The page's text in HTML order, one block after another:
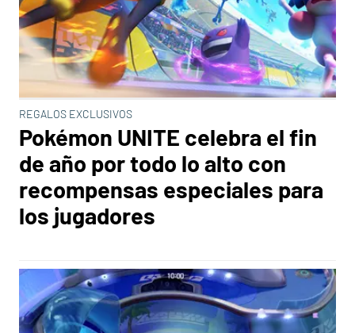
REGALOS EXCLUSIVOS
Pokémon UNITE celebra el fin
de año por todo lo alto con
recompensas especiales para
los jugadores